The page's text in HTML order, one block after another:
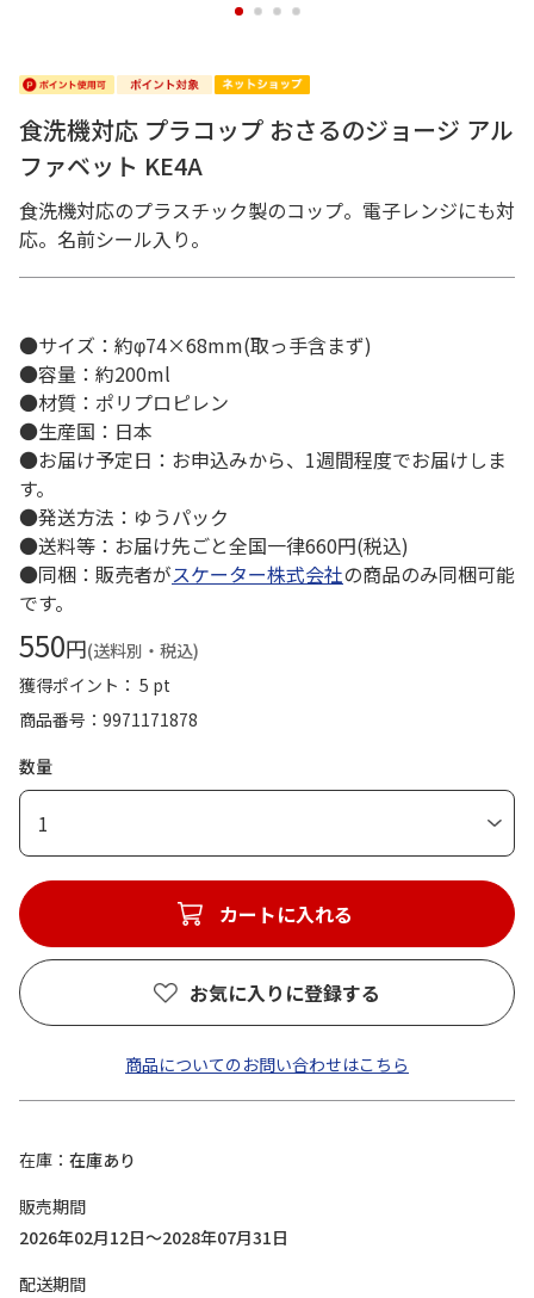
1 2 3 4
食洗機対応 プラコップ おさるのジョージ アル
ファベット KE4A
食洗機対応のプラスチック製のコップ。電子レンジにも対
応。名前シール入り。
●サイズ：約φ74×68mm(取っ手含まず)
●容量：約200ml
●材質：ポリプロピレン
●生産国：日本
●お届け予定日：お申込みから、1週間程度でお届けしま
す。
●発送方法：ゆうパック
●送料等：お届け先ごと全国一律660円(税込)
●同梱：販売者がスケーター株式会社の商品のみ同梱可能
です。
550円(送料別・税込)
獲得ポイント： 5 pt
商品番号
9971171878
数量
1
カートに入れる
お気に入りに登録する
商品についてのお問い合わせはこちら
在庫
在庫あり
販売期間
2026年02月12日～2028年07月31日
配送期間